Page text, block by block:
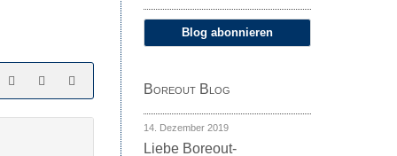
Blog abonnieren
Boreout Blog
14. Dezember 2019
Liebe Boreout-